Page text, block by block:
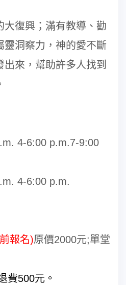
大復興；滿有教導、勸
靈洞察力，神的愛不斷
來，幫助許多人找到
4-6:00 p.m.7-9:00
4-6:00 p.m.
報名)原價2000元;單堂
費500元。